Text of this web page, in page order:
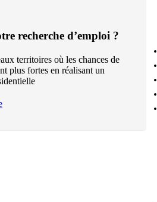
recherche d’emploi ?
territoires où les chances de
plus fortes en réalisant un